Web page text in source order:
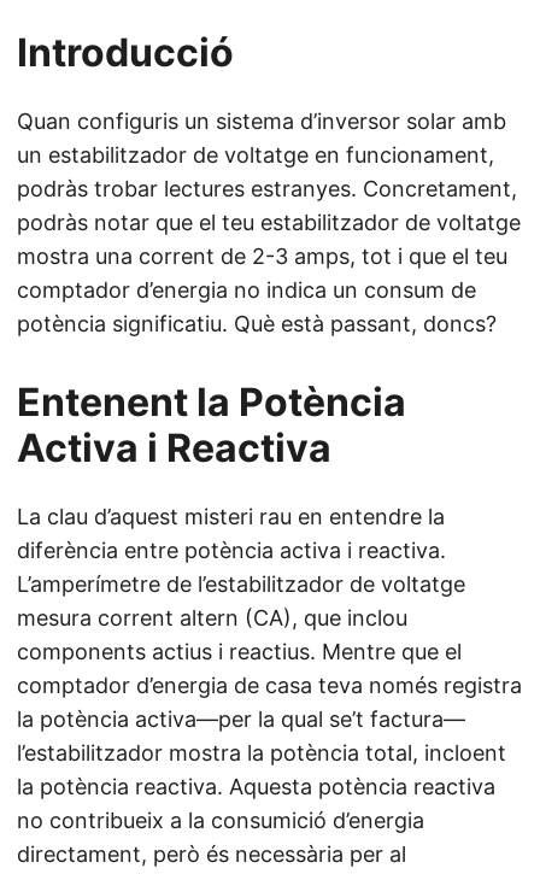
Introducció
Quan configuris un sistema d’inversor solar amb
un estabilitzador de voltatge en funcionament,
podràs trobar lectures estranyes. Concretament,
podràs notar que el teu estabilitzador de voltatge
mostra una corrent de 2-3 amps, tot i que el teu
comptador d’energia no indica un consum de
potència significatiu. Què està passant, doncs?
Entenent la Potència
Activa i Reactiva
La clau d’aquest misteri rau en entendre la
diferència entre potència activa i reactiva.
L’amperímetre de l’estabilitzador de voltatge
mesura corrent altern (CA), que inclou
components actius i reactius. Mentre que el
comptador d’energia de casa teva només registra
la potència activa—per la qual se’t factura—
l’estabilitzador mostra la potència total, incloent
la potència reactiva. Aquesta potència reactiva
no contribueix a la consumició d’energia
directament, però és necessària per al